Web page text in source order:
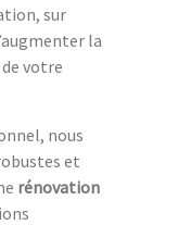
sur
la
votre
nous
et
rénovation